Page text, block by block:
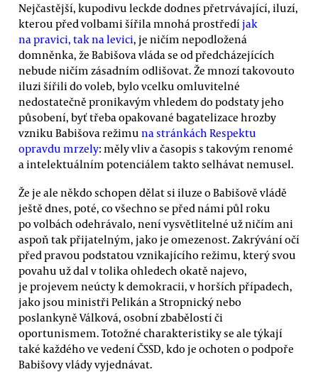
Nejčastější, kupodivu leckde dodnes přetrvávající, iluzí,
kterou před volbami šířila mnohá prostředíjak
na pravici, tak na levici, je ničím nepodložená
domněnka, že Babišova vláda se od předcházejících
nebude ničím zásadním odlišovat. Že mnozí takovouto
iluzi šířili do voleb, bylo vcelku omluvitelné
nedostatečně pronikavým vhledem do podstaty jeho
působení, byť třeba opakované bagatelizace hrozby
vzniku Babišova režimu na stránkách Respektu
opravdu mrzely: měly vliv a časopis s takovým renomé
a intelektuálním potenciálem takto selhávat nemusel.
Že je ale někdo schopen dělat si iluze o Babišově vládě
ještě dnes, poté, co všechno se před námi půl roku
po volbách odehrávalo, není vysvětlitelné už ničím ani
aspoň tak přijatelným, jako je omezenost. Zakrývání očí
před pravou podstatou vznikajícího režimu, který svou
povahu už dal v tolika ohledech okatě najevo,
je projevem neúcty k demokracii, v horších případech,
jako jsou ministři Pelikán a Stropnický nebo
poslankyně Válková, osobní zbabělostí či
oportunismem. Totožné charakteristiky se ale týkají
také každého ve vedení ČSSD, kdo je ochoten o podpoře
Babišovy vlády vyjednávat.